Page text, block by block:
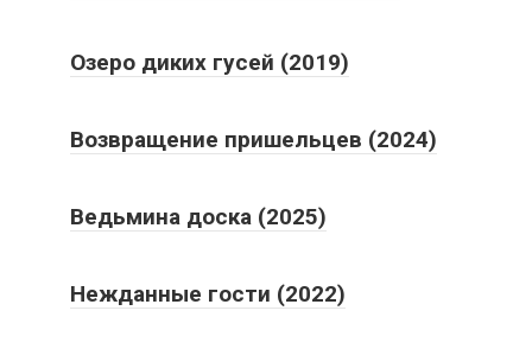
Озеро диких гусей (2019)
Возвращение пришельцев (2024)
Ведьмина доска (2025)
Нежданные гости (2022)